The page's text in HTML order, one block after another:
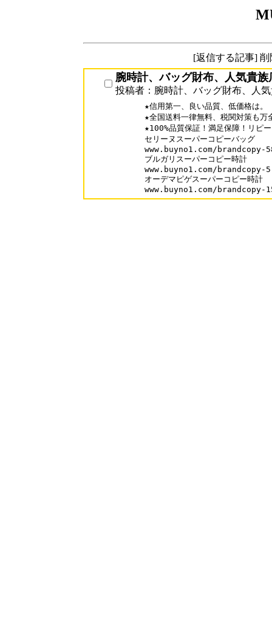
[返信する記事]
腕時計、バッグ財布、人気貴族
投稿者：腕時計、バッグ財布、人
★信用第一、良い品質、低価格は。
★全国送料一律無料、税関対策も万
★100%品質保証！満足保障！リピ
セリーヌスーパーコピーバッグ
www.buyno1.com/brandcopy-
ブルガリスーパーコピー時計
www.buyno1.com/brandcopy-
オーデマピゲスーパーコピー時計
www.buyno1.com/brandcopy-